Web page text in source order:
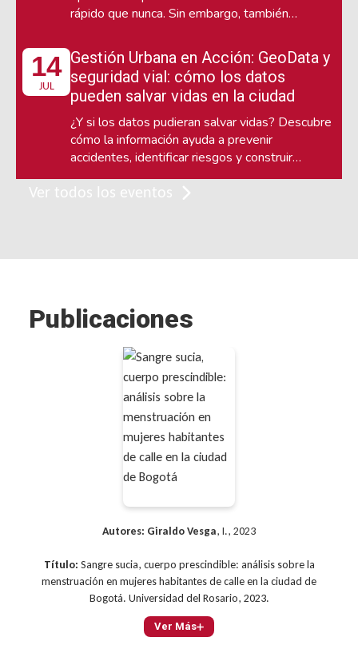
rápido que nunca. Sin embargo, también
engañosos, manipulación emocional y
estrategias diseñadas para influir en la manera
en que entendemos la realidad.
14
JUL
Gestión Urbana en Acción: GeoData y
seguridad vial: cómo los datos
pueden salvar vidas en la ciudad
¿Y si los datos pudieran salvar vidas? Descubre
cómo la información ayuda a prevenir
accidentes, identificar riesgos y construir
ciudades más seguras para peatones, ciclistas y
usuarios de micromovilidad.
Ver todos los eventos
Publicaciones
Autores: Giraldo Vesga, I., 2023
Título: Sangre sucia, cuerpo prescindible: análisis sobre la
menstruación en mujeres habitantes de calle en la ciudad de
Bogotá. Universidad del Rosario, 2023.
Ver Más